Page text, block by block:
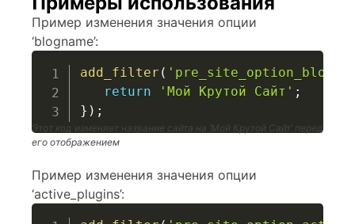
Пример изменения значения опции
‘blogname’:
add_filter (
return
'Мой Крутой Сайт' ;
} ) ;
Этот код изменяет название сайта на ‘Мой Крутой Сайт’ перед
его отображением
Пример изменения значения опции
‘active_plugins’: